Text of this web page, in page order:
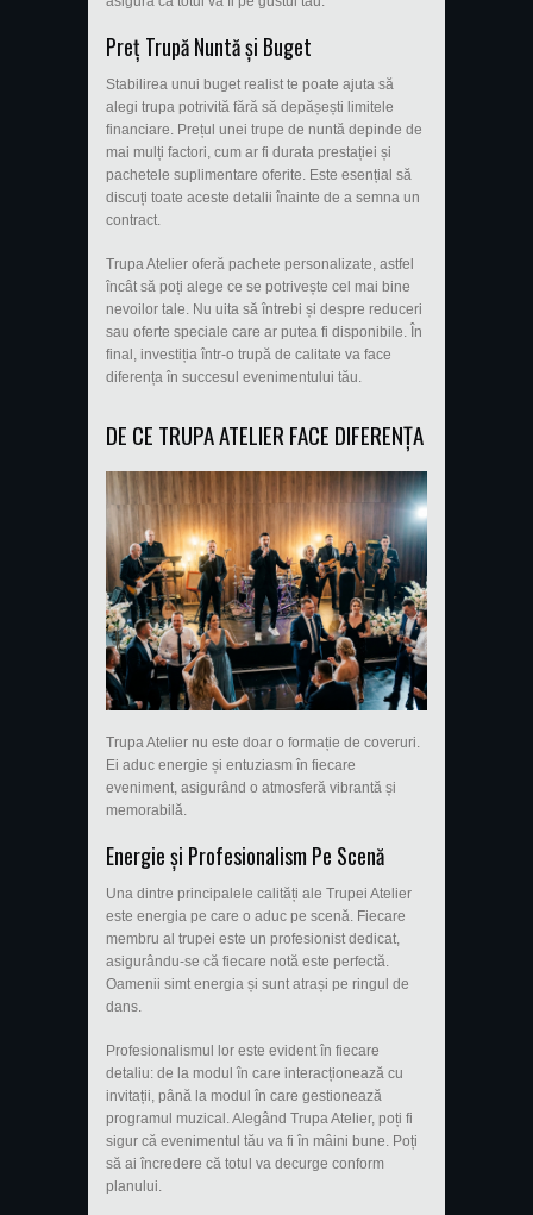
Preț Trupă Nuntă și Buget
Stabilirea unui buget realist te poate ajuta să
alegi trupa potrivită fără să depășești limitele
financiare. Prețul unei trupe de nuntă depinde de
mai mulți factori, cum ar fi durata prestației și
pachetele suplimentare oferite. Este esențial să
discuți toate aceste detalii înainte de a semna un
contract.
Trupa Atelier oferă pachete personalizate, astfel
încât să poți alege ce se potrivește cel mai bine
nevoilor tale. Nu uita să întrebi și despre reduceri
sau oferte speciale care ar putea fi disponibile. În
final, investiția într-o trupă de calitate va face
diferența în succesul evenimentului tău.
DE CE TRUPA ATELIER FACE DIFERENȚA
Trupa Atelier nu este doar o formație de coveruri.
Ei aduc energie și entuziasm în fiecare
eveniment, asigurând o atmosferă vibrantă și
memorabilă.
Energie și Profesionalism Pe Scenă
Una dintre principalele calități ale Trupei Atelier
este energia pe care o aduc pe scenă. Fiecare
membru al trupei este un profesionist dedicat,
asigurându-se că fiecare notă este perfectă.
Oamenii simt energia și sunt atrași pe ringul de
dans.
Profesionalismul lor este evident în fiecare
detaliu: de la modul în care interacționează cu
invitații, până la modul în care gestionează
programul muzical. Alegând Trupa Atelier, poți fi
sigur că evenimentul tău va fi în mâini bune. Poți
să ai încredere că totul va decurge conform
planului.